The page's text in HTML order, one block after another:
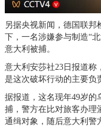
另据央视新闻，德国联邦
下，一名涉嫌参与制造“
意大利被捕。
意大利安莎社23日报道称
是这次破坏行动的主要负
据报道，这名现年49岁的
捕，警方在比对旅客办理
通缉对象，随后意大利警